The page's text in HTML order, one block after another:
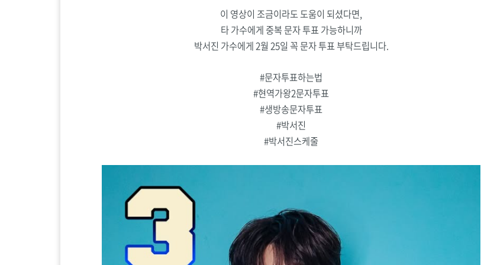
이 영상이 조금이라도 도움이 되셨다면,
타 가수에게 중복 문자 투표 가능하니까
박서진 가수에게 2월 25일 꼭 문자 투표 부탁드립니다.
#문자투표하는법
#현역가왕2문자투표
#생방송문자투표
#박서진
#박서진스케줄